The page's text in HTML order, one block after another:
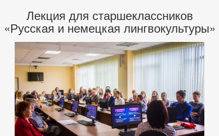
Лекция для старшеклассников
«Русская и немецкая лингвокультуры»